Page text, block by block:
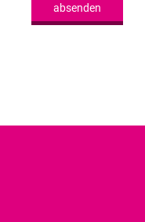
absenden